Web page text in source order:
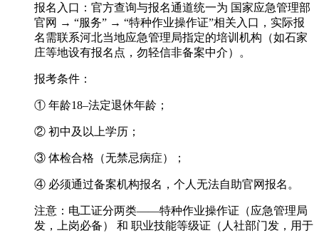
‌报名入口‌：官方查询与报名通道统一为 ‌国家应急管理部
官网‌ → “服务” → “特种作业操作证”相关入口，实际报
名需联系‌河北当地应急管理局指定的培训机构‌（如石家
庄等地设有报名点，勿轻信非备案中介）。
‌报考条件‌：
① 年龄18–法定退休年龄；
② 初中及以上学历；
③ 体检合格（无禁忌病症）；
④ ‌必须通过备案机构报名，个人无法自助官网报名‌。
‌注意‌：电工证分两类——‌特种作业操作证（应急管理局
发，上岗必备）‌ 和 ‌职业技能等级证（人社部门发，用于